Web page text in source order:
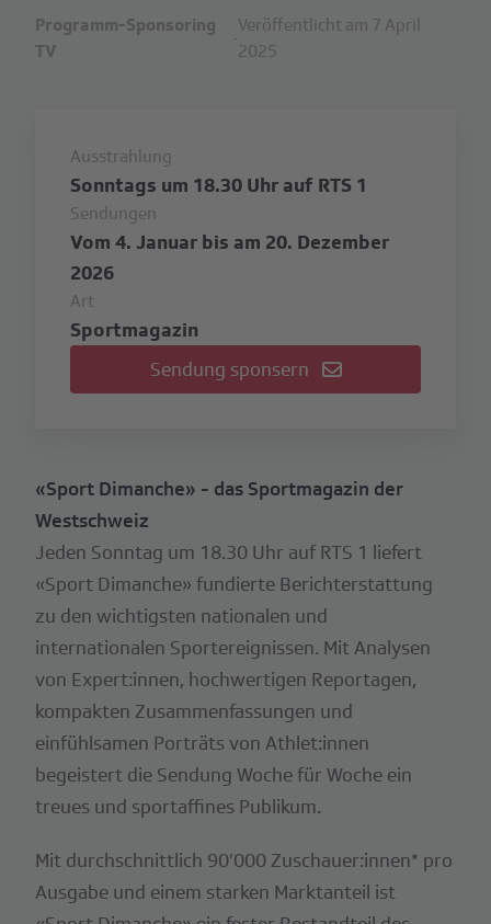
Programm-Sponsoring
TV
·
Veröffentlicht am 7 April
2025
Ausstrahlung
Sonntags um 18.30 Uhr auf RTS 1
Sendungen
Vom 4. Januar bis am 20. Dezember
2026
Art
Sportmagazin
Sendung sponsern
«Sport Dimanche» - das Sportmagazin der
Westschweiz
Jeden Sonntag um 18.30 Uhr auf RTS 1 liefert
«Sport Dimanche» fundierte Berichterstattung
zu den wichtigsten nationalen und
internationalen Sportereignissen. Mit Analysen
von Expert:innen, hochwertigen Reportagen,
kompakten Zusammenfassungen und
einfühlsamen Porträts von Athlet:innen
begeistert die Sendung Woche für Woche ein
treues und sportaffines Publikum.
Mit durchschnittlich 90’000 Zuschauer:innen* pro
Ausgabe und einem starken Marktanteil ist